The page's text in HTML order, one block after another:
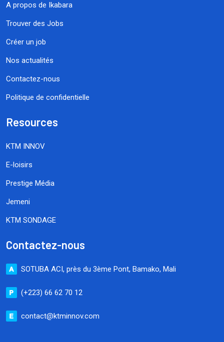
A propos de Ikabara
Trouver des Jobs
Créer un job
Nos actualités
Contactez-nous
Politique de confidentielle
Resources
KTM INNOV
E-loisirs
Prestige Média
Jemeni
KTM SONDAGE
Contactez-nous
SOTUBA ACI, près du 3ème Pont, Bamako, Mali
(+223) 66 62 70 12
contact@ktminnov.com